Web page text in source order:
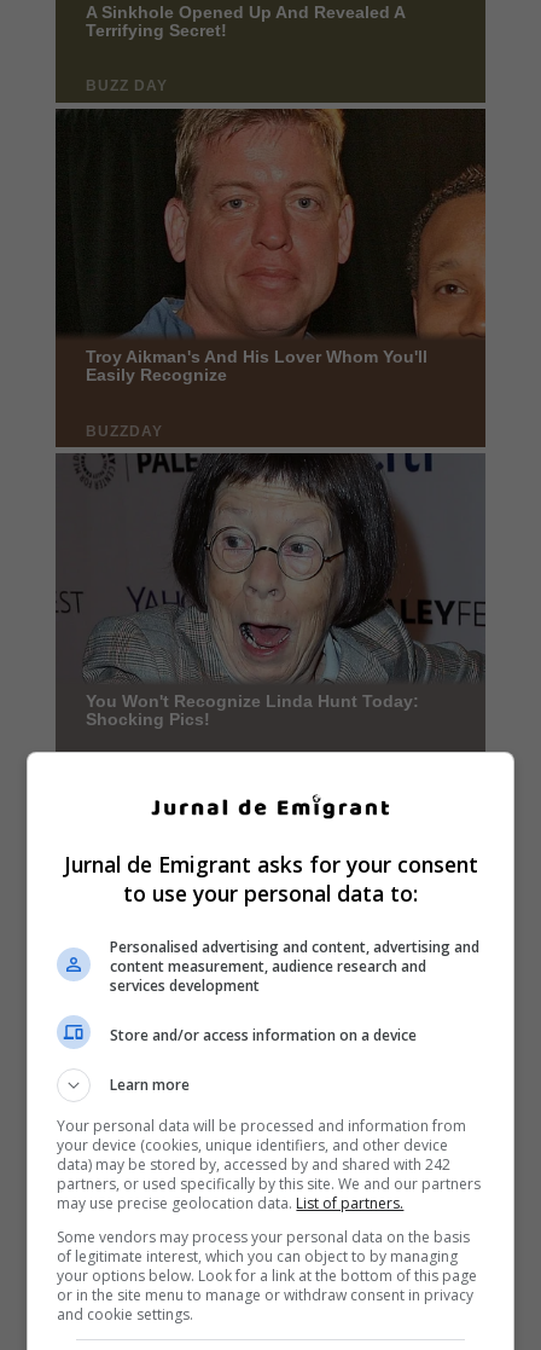
Jurnal de Emigrant asks for your consent
to use your personal data to:
Personalised advertising and content, advertising and
content measurement, audience research and
services development
Store and/or access information on a device
Learn more
Your personal data will be processed and information from
your device (cookies, unique identifiers, and other device
data) may be stored by, accessed by and shared with 242
partners, or used specifically by this site. We and our partners
may use precise geolocation data. List of partners.
Some vendors may process your personal data on the basis
of legitimate interest, which you can object to by managing
your options below. Look for a link at the bottom of this page
or in the site menu to manage or withdraw consent in privacy
and cookie settings.